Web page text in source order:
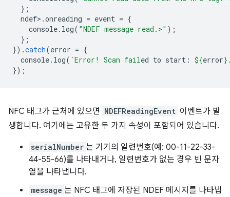
};
ndef> .onreading = event = {
console. log( "NDEF message read.>" );
};
}).catch(error = {
console. log( `Error! Scan failed to start: ${error}
});
NFC 태그가 근처에 있으면 NDEFReadingEvent 이벤트가 발
생합니다. 여기에는 고유한 두 가지 속성이 포함되어 있습니다.
serialNumber 는 기기의 일련번호(예: 00-11-22-33-
44-55-66)를 나타내거나, 일련번호가 없는 경우 빈 문자
열을 나타냅니다.
message 는 NFC 태그에 저장된 NDEF 메시지를 나타냅